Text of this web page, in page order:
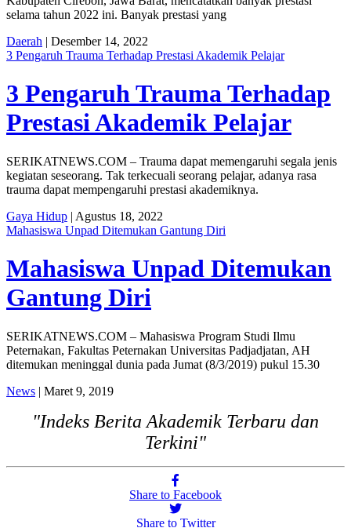
selama tahun 2022 ini. Banyak prestasi yang
Daerah | Desember 14, 2022
3 Pengaruh Trauma Terhadap Prestasi Akademik Pelajar
3 Pengaruh Trauma Terhadap
Prestasi Akademik Pelajar
SERIKATNEWS.COM – Trauma dapat memengaruhi segala jenis
kegiatan seseorang. Tak terkecuali seorang pelajar, adanya rasa
trauma dapat mempengaruhi prestasi akademiknya.
Gaya Hidup | Agustus 18, 2022
Mahasiswa Unpad Ditemukan Gantung Diri
Mahasiswa Unpad Ditemukan
Gantung Diri
SERIKATNEWS.COM – Mahasiswa Program Studi Ilmu
Peternakan, Fakultas Peternakan Universitas Padjadjatan, AH
ditemukan meninggal dunia pada Jumat (8/3/2019) pukul 15.30
News | Maret 9, 2019
"Indeks Berita Akademik Terbaru dan
Terkini"
Share to Facebook
Share to Twitter